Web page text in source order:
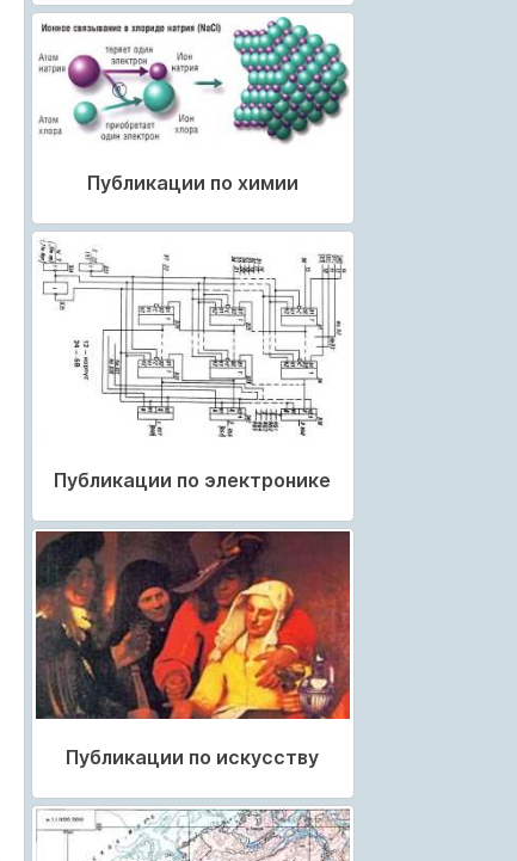
Публикации по химии
Публикации по электронике
Публикации по искусству